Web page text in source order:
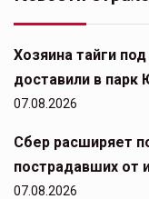
Хозяина тайги
доставили в парк
07.08.2026
Сбер расширяет
пострадавших от
07.08.2026